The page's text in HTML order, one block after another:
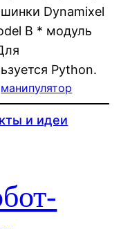
Dynamixel
B * модуль
Python.
манипулятор
и идеи